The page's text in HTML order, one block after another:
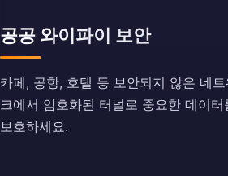
공공 와이파이 보안
카페, 공항, 호텔 등 보안되지 않은 네트
크에서 암호화된 터널로 중요한 데이터
보호하세요.